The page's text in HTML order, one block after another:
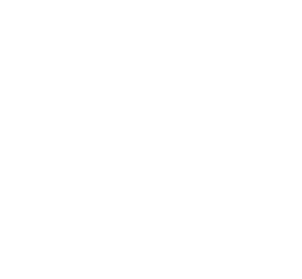
Entwickler
Wirkung
alle Fälle
mit PDF/A
konvertieren
IT 2013
zur Verfügung!